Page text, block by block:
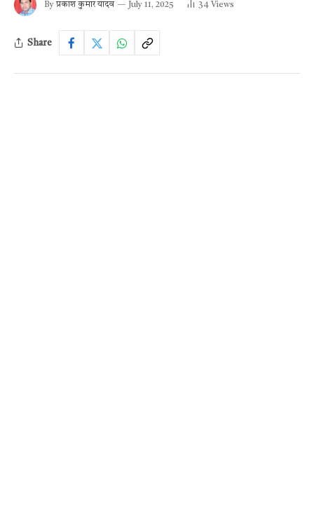
By प्रकाश कुमार यादव July 11, 2025 34 Views
Share